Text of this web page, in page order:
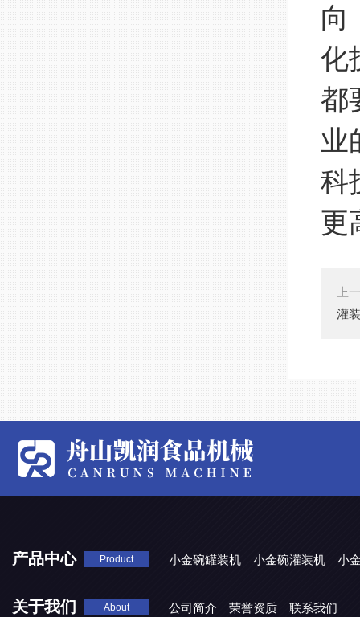
向
化
都
业
科
更
上
灌
产品中心 Product 小金碗罐装机 小金碗灌装机 小
关于我们 About 公司简介 荣誉资质 联系我们